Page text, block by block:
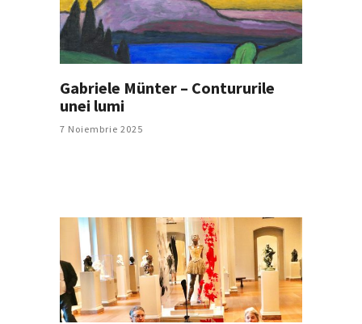
Gabriele Münter – Contururile
unei lumi
7 Noiembrie 2025